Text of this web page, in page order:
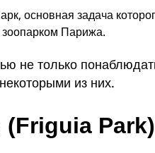
основная задача
зоопарком Парижа.
не только
из них.
Park)